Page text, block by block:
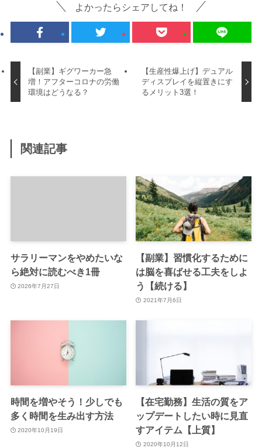
よかったらシェアしてね！
【副業】ギグワーカー急
増！アフターコロナの労働
環境はどうなる？
【生産性爆上げ】デュアル
ディスプレイを縦置きにす
るメリット3選！
関連記事
サラリーマンをやめたいな
ら絶対に読むべき1冊
2026年7月27日
【副業】習慣化するために
は脳を喜ばせる工夫をしよ
う【続ける】
2021年7月6日
時間を増やそう！少しでも
多く時間を生み出す方法
2020年10月19日
【在宅勤務】生活の質をア
ップデートしたい時に見直
すアイテム【上質】
2020年10月12日